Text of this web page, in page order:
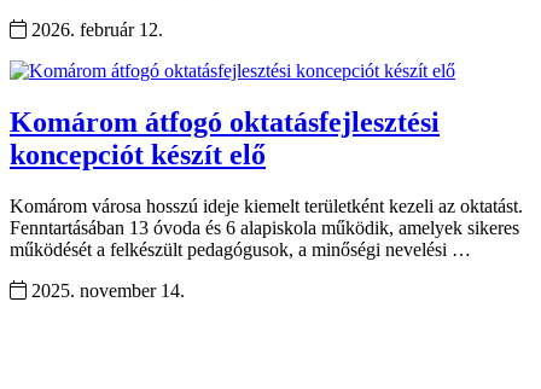
2026. február 12.
Komárom átfogó oktatásfejlesztési
koncepciót készít elő
Komárom városa hosszú ideje kiemelt területként kezeli az oktatást.
Fenntartásában 13 óvoda és 6 alapiskola működik, amelyek sikeres
működését a felkészült pedagógusok, a minőségi nevelési …
2025. november 14.